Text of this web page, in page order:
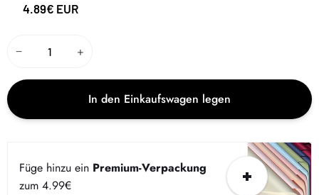
4.89€ EUR
− +
In den Einkaufswagen legen
Füge hinzu ein Premium-Verpackung
zum 4.99€